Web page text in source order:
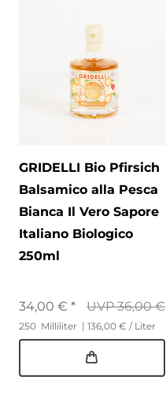
GRIDELLI Bio Pfirsich
Balsamico alla Pesca
Bianca Il Vero Sapore
Italiano Biologico
250ml
UVP 36,00 €
34,00 € *
250 Milliliter | 136,00 € / Liter